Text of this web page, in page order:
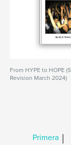
From HYPE to HOPE
Revision March 2024)
Primera |